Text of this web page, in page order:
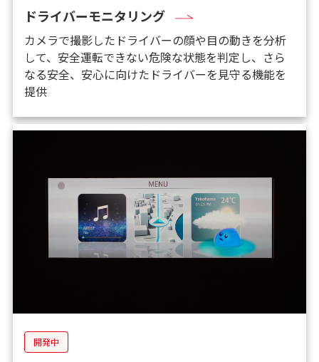
ドライバーモニタリング
カメラで撮影したドライバーの顔や目の動きを分析
して、安全運転できない危険な状態を判定し、さら
なる安全、安心に向けたドライバーを見守る機能を
提供
開発中